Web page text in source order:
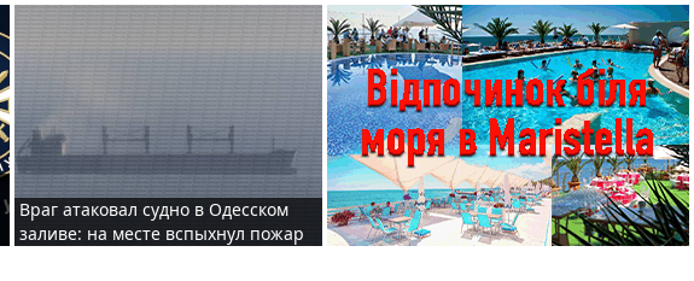
Враг атаковал судно в Одесском
заливе: на месте вспыхнул пожар